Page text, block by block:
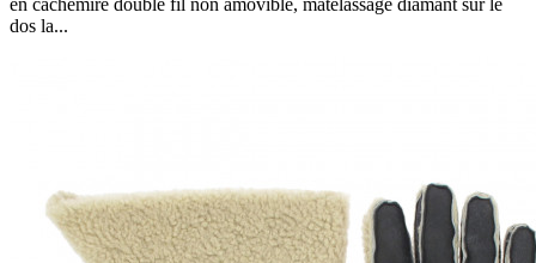
en cachemire double fil non amovible, matelassage diamant sur le
dos la...